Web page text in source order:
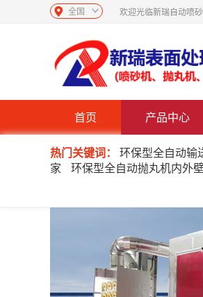
欢迎光临新瑞自动喷砂
全国
首页 产品中心
热门关键词： 环保型全自动输
家
环保型全自动抛丸机内外